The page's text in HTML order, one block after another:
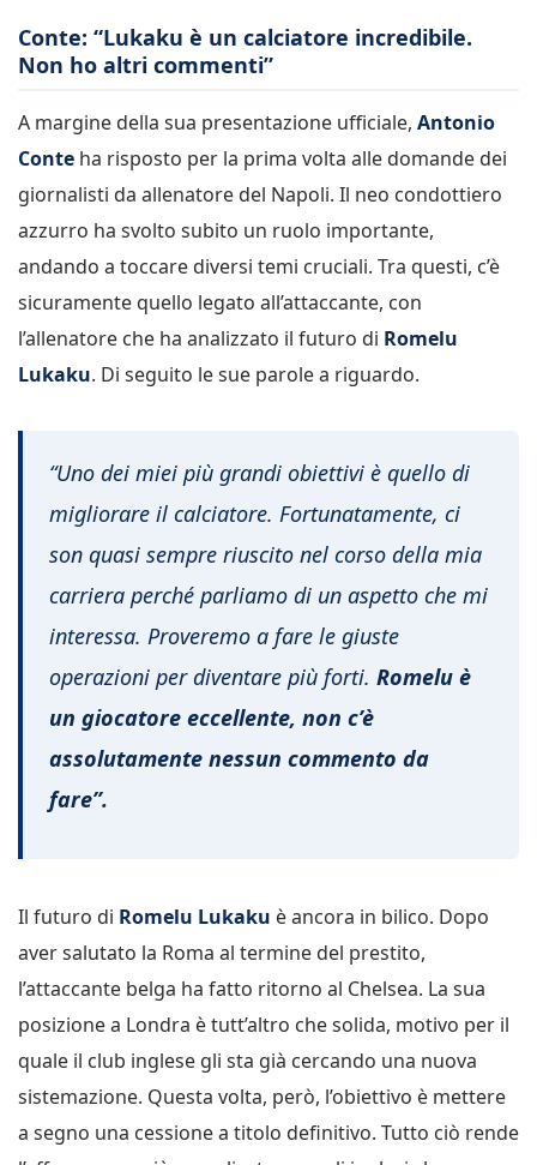
Conte: “Lukaku è un calciatore incredibile.
Non ho altri commenti”
A margine della sua presentazione ufficiale, Antonio
Conte ha risposto per la prima volta alle domande dei
giornalisti da allenatore del Napoli. Il neo condottiero
azzurro ha svolto subito un ruolo importante,
andando a toccare diversi temi cruciali. Tra questi, c’è
sicuramente quello legato all’attaccante, con
l’allenatore che ha analizzato il futuro di Romelu
Lukaku. Di seguito le sue parole a riguardo.
“Uno dei miei più grandi obiettivi è quello di
migliorare il calciatore. Fortunatamente, ci
son quasi sempre riuscito nel corso della mia
carriera perché parliamo di un aspetto che mi
interessa. Proveremo a fare le giuste
operazioni per diventare più forti. Romelu è
un giocatore eccellente, non c’è
assolutamente nessun commento da
fare”.
Il futuro di Romelu Lukaku è ancora in bilico. Dopo
aver salutato la Roma al termine del prestito,
l’attaccante belga ha fatto ritorno al Chelsea. La sua
posizione a Londra è tutt’altro che solida, motivo per il
quale il club inglese gli sta già cercando una nuova
sistemazione. Questa volta, però, l’obiettivo è mettere
a segno una cessione a titolo definitivo. Tutto ciò rende